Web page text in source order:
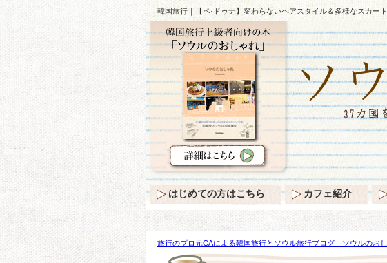
韓国旅行｜【ペ·ドゥナ】変わらないヘアスタイル＆多様なスカー
旅行のプロ元CAによる韓国旅行とソウル旅行ブログ「ソウルのお
ナ】変わらないヘアスタイル＆多様なスカートの裾 ♪
はじめての方はこちら カフェ紹介